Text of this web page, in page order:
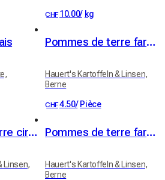
CHF 10.00/ kg
Pommes de terre farineuses (variété Victoria)
Hauert's Kartoffeln & Linsen,
Berne
CHF4.50/ Pièce
Pommes de terre cireuses (variété Erika)
Linsen,
Pommes de terre farineuses 20kg
Hauert's Kartoffeln & Linsen,
Berne